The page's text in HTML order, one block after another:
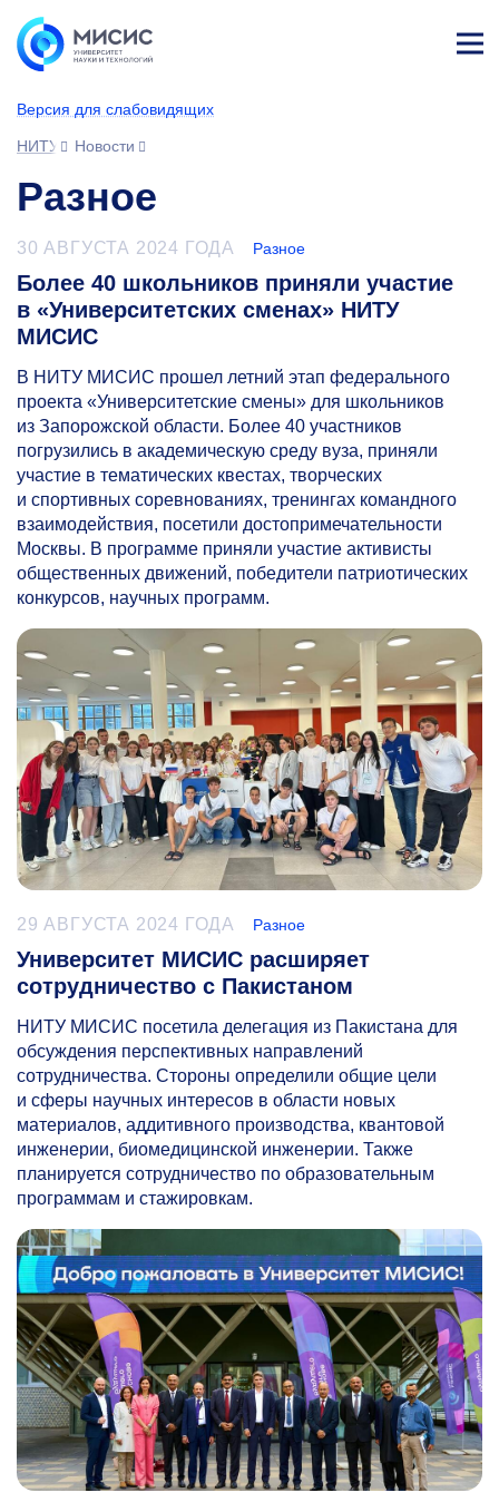
Версия для слабовидящих
НИТУ МИСИС
Новости
Разное
30 АВГУСТА 2024 ГОДА Разное
Более 40 школьников приняли участие
в «Университетских сменах» НИТУ
МИСИС
В НИТУ МИСИС прошел летний этап федерального
проекта «Университетские смены» для школьников
из Запорожской области. Более 40 участников
погрузились в академическую среду вуза, приняли
участие в тематических квестах, творческих
и спортивных соревнованиях, тренингах командного
взаимодействия, посетили достопримечательности
Москвы. В программе приняли участие активисты
общественных движений, победители патриотических
конкурсов, научных программ.
29 АВГУСТА 2024 ГОДА Разное
Университет МИСИС расширяет
сотрудничество с Пакистаном
НИТУ МИСИС посетила делегация из Пакистана для
обсуждения перспективных направлений
сотрудничества. Стороны определили общие цели
и сферы научных интересов в области новых
материалов, аддитивного производства, квантовой
инженерии, биомедицинской инженерии. Также
планируется сотрудничество по образовательным
программам и стажировкам.